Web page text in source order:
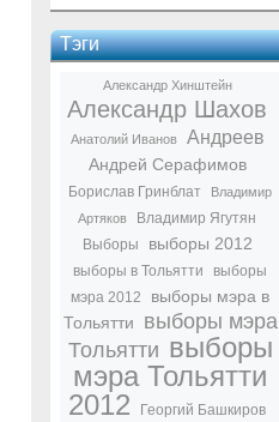
Тэги
Александр Хинштейн
Александр Шахов
Анатолий Иванов Андреев
Андрей Серафимов
Борислав Гринблат
Владимир
Артяков
Владимир Ягутян
Выборы
выборы 2012
выборы в Тольятти
выборы
мэра 2012
выборы мэра в
Тольятти
выборы мэра
Тольятти выборы
мэра Тольятти
2012
Георгий Башкиров